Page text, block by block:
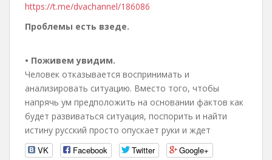
https://t.me/dvachannel/186086
Проблемы есть взеде.
• Поживем увидим.
Человек отказывается воспринимать и
анализировать ситуацию. Вместо того, чтобы
напрячь ум предположить на основании фактов как
будет развиваться ситуация, поспорить и найти
истину русский просто опускает руки и ждет
VK
Facebook Twitter
Google+